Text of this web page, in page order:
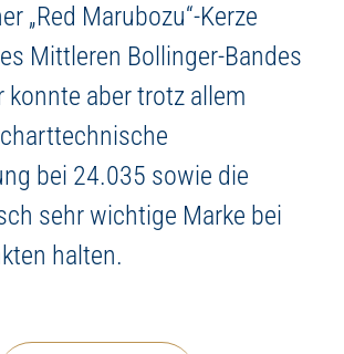
„Red Marubozu“-Kerze
Mittleren Bollinger-Bandes
konnte aber trotz allem
bei 24.035 sowie die
sehr wichtige Marke bei
halten.